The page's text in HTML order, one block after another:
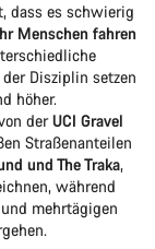
dass es schwierig
Menschen fahren
Disziplin setzen
höher.
derUCI Gravel
Straßenanteilen
und The Traka,
während
mehrtägigen